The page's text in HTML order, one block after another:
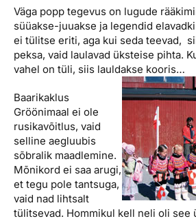
Väga popp tegevus on lugude
süüakse-juuakse ja legendid
ei tülitse eriti, aga kui seda teevad,
peksa, vaid laulavad üksteise pihta.
vahel on tüli, siis lauldakse kooris…
Baarikaklus
Gröönimaal ei ole
rusikavõitlus, vaid
selline aegluubis
sõbralik maadlemine.
Mõnikord ei saa arugi,
et tegu pole tantsuga,
vaid nad lihtsalt
tülitsevad. Hommikul kell neli oli see